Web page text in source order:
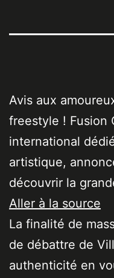
Avis aux
freestyle ! Fusion
international
artistique,
découvrir la
Aller à la source
La finalité de
de débattre de
authenticité en